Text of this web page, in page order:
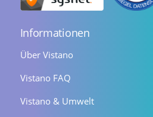
Informationen
Über Vistano
Vistano FAQ
Vistano & Umwelt